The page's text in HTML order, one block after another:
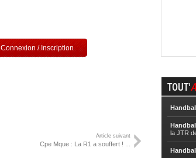
Connexion / Inscription
Article suivant
Cpe Mque : La R1 a souffert ! ...
TOUT'
la JTR